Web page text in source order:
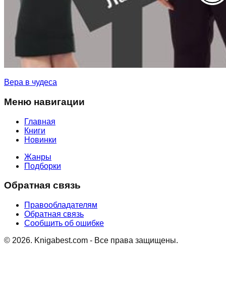
Вера в чудеса
Меню навигации
Главная
Книги
Новинки
Жанры
Подборки
Обратная связь
Правообладателям
Обратная связь
Сообщить об ошибке
© 2026. Knigabest.com - Все права защищены.